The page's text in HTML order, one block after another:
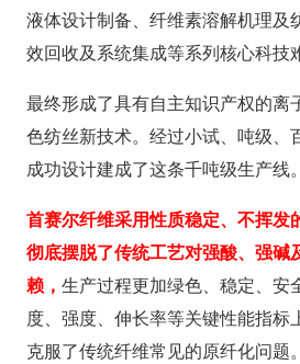
液体设计制备、纤维素溶解机理及
效回收及系统集成等系列核心科技
最终形成了具有自主知识产权的离
色纺丝新技术。经过小试、吨级、
成功设计建成了这条千吨级生产线。
首赛尔纤维采用性质稳定、不挥发
彻底摆脱了传统工艺对强酸、强碱
赖， 生产过程更加绿色、稳定、安
度、强度、伸长率等关键性能指标
克服了传统纤维常见的原纤化问题。